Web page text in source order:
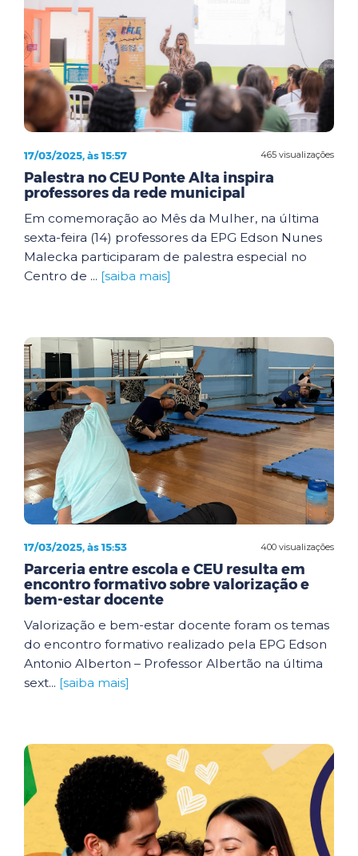
465 visualizações
17/03/2025, às 15:57
Palestra no CEU Ponte Alta inspira
professores da rede municipal
Em comemoração ao Mês da Mulher, na última
sexta-feira (14) professores da EPG Edson Nunes
Malecka participaram de palestra especial no
Centro de ... [saiba mais]
400 visualizações
17/03/2025, às 15:53
Parceria entre escola e CEU resulta em
encontro formativo sobre valorização e
bem-estar docente
Valorização e bem-estar docente foram os temas
do encontro formativo realizado pela EPG Edson
Antonio Alberton – Professor Albertão na última
sext... [saiba mais]